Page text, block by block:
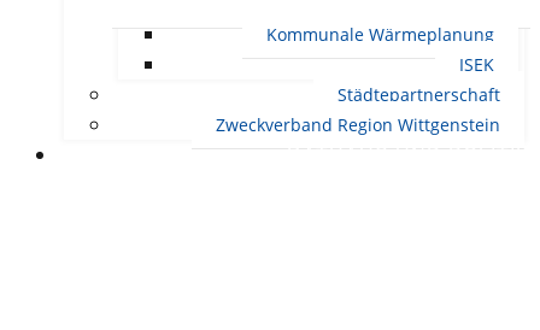
Kommunale Wärmeplanung
ISEK
Städtepartnerschaft
Zweckverband Region Wittgenstein
RATHAUS UND POLITIK